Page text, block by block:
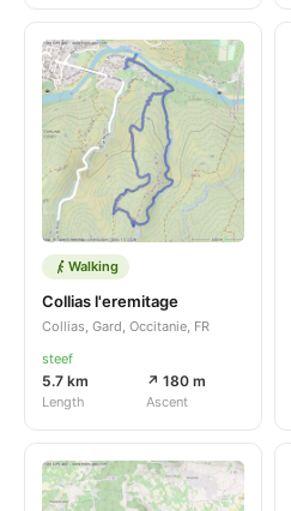
Walking
Collias l'eremitage
Collias, Gard, Occitanie, FR
steef
5.7 km
Length
↗ 180 m
Ascent